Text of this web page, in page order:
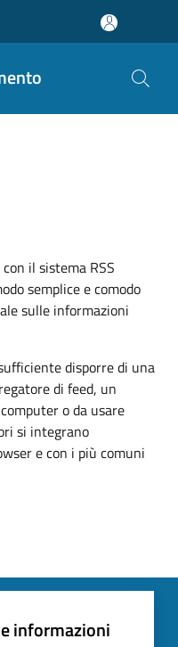
il sistema RSS
semplice e comodo
sulle informazioni
disporre di una
di feed, un
o da usare
si integrano
e con i più comuni
informazioni